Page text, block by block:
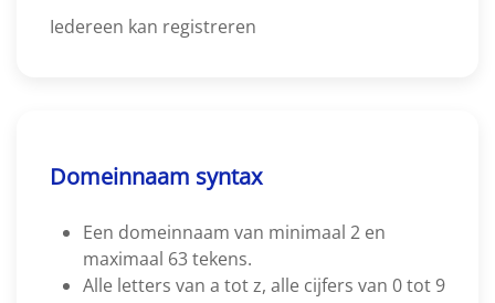
Iedereen kan registreren
Domeinnaam syntax
Een domeinnaam van minimaal 2 en
maximaal 63 tekens.
Alle letters van a tot z, alle cijfers van 0 tot 9